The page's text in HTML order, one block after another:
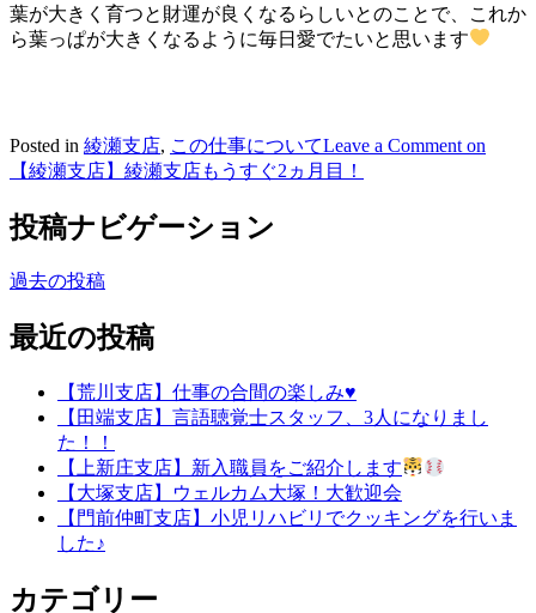
葉が大きく育つと財運が良くなるらしいとのことで、これか
ら葉っぱが大きくなるように毎日愛でたいと思います
Posted in 綾瀬支店, この仕事についてLeave a Comment on
【綾瀬支店】綾瀬支店もうすぐ2ヵ月目！
投稿ナビゲーション
過去の投稿
最近の投稿
【荒川支店】仕事の合間の楽しみ♥
【田端支店】言語聴覚士スタッフ、3人になりまし
た！！
【上新庄支店】新入職員をご紹介します
【大塚支店】ウェルカム大塚！大歓迎会
【門前仲町支店】小児リハビリでクッキングを行いま
した♪
カテゴリー